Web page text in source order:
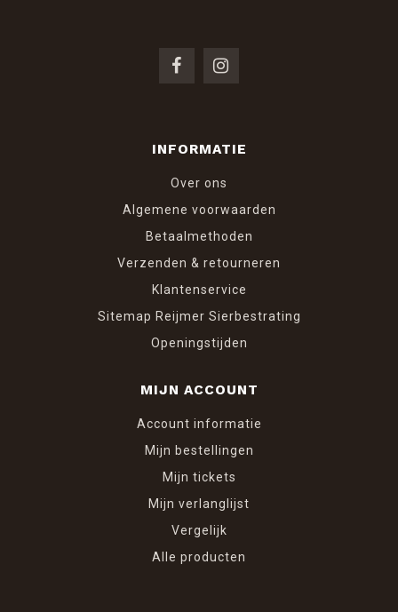
INFORMATIE
Over ons
Algemene voorwaarden
Betaalmethoden
Verzenden & retourneren
Klantenservice
Sitemap Reijmer Sierbestrating
Openingstijden
MIJN ACCOUNT
Account informatie
Mijn bestellingen
Mijn tickets
Mijn verlanglijst
Vergelijk
Alle producten